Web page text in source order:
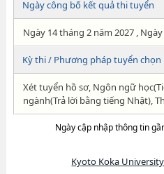
Ngày công bố kết quả thi tuyển
Ngày 14 tháng 2 năm 2027 ,
Kỳ thi / Phương pháp tuyển chọn
Xét tuyển hồ sơ, Ngôn ngữ
ngành(Trả lời bằng tiếng Nhật),
Ngày cập nhập thông tin
Kyoto Koka